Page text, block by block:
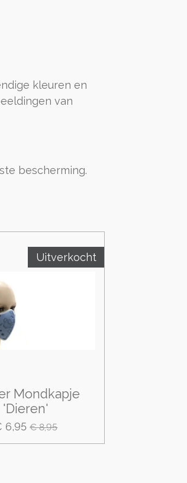
kleuren en
van
bescherming.
Uitverkocht
Mondkapje
'Dieren'
6,95 € 8,95